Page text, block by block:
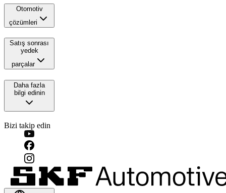
Otomotiv
çözümleri
Satış sonrası
yedek
parçalar
Daha fazla
bilgi edinin
Bizi takip edin